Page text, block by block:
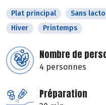
Plat principal Sans
Hiver
Printemps
Nombre de
4 personnes
Préparation